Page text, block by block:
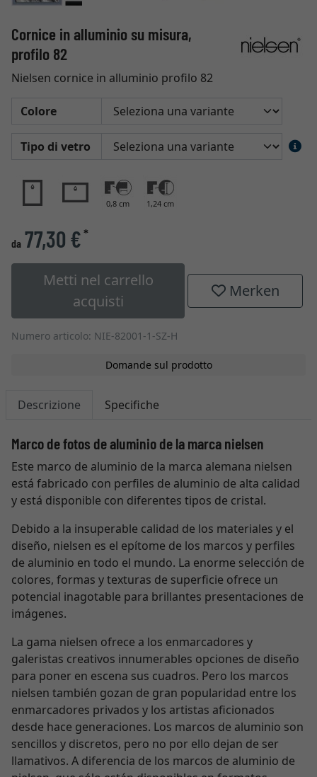
Cornice in alluminio su misura,
profilo 82
Nielsen cornice in alluminio profilo 82
Colore
Tipo di vetro
0,8 cm 1,24 cm
da 77,30 €*
Metti nel carrello
acquisti
Merken
Numero articolo: NIE-82001-1-SZ-H
Domande sul prodotto
Descrizione Specifiche
Marco de fotos de aluminio de la marca nielsen
Este marco de aluminio de la marca alemana nielsen
está fabricado con perfiles de aluminio de alta calidad
y está disponible con diferentes tipos de cristal.
Debido a la insuperable calidad de los materiales y el
diseño, nielsen es el epítome de los marcos y perfiles
de aluminio en todo el mundo. La enorme selección de
colores, formas y texturas de superficie ofrece un
potencial inagotable para brillantes presentaciones de
imágenes.
La gama nielsen ofrece a los enmarcadores y
galeristas creativos innumerables opciones de diseño
para poner en escena sus cuadros. Pero los marcos
nielsen también gozan de gran popularidad entre los
enmarcadores privados y los artistas aficionados
desde hace generaciones. Los marcos de aluminio son
sencillos y discretos, pero no por ello dejan de ser
llamativos. A diferencia de los marcos de aluminio de